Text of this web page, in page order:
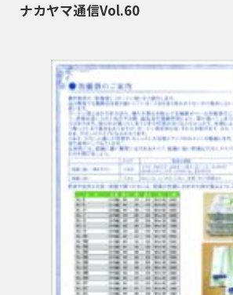
ナカヤマ通信Vol.60